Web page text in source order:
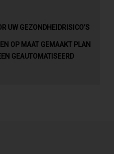
UW GEZONDHEIDRISICO’S
OP MAAT GEMAAKT PLAN
GEAUTOMATISEERD